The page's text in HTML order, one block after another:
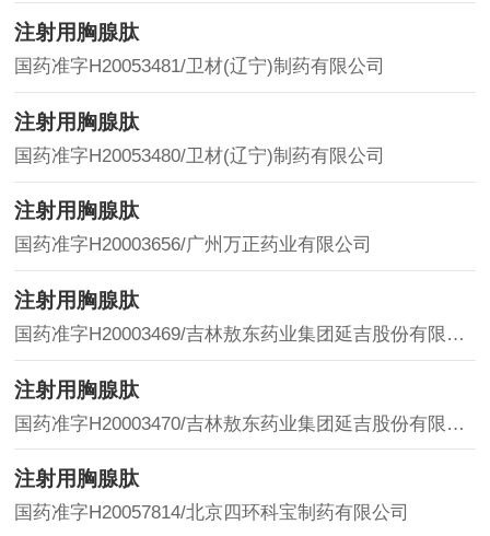
注射用胸腺肽
国药准字H20053481/卫材(辽宁)制药有限公司
注射用胸腺肽
国药准字H20053480/卫材(辽宁)制药有限公司
注射用胸腺肽
国药准字H20003656/广州万正药业有限公司
注射用胸腺肽
国药准字H20003469/吉林敖东药业集团延吉股份有限公司
注射用胸腺肽
国药准字H20003470/吉林敖东药业集团延吉股份有限公司
注射用胸腺肽
国药准字H20057814/北京四环科宝制药有限公司